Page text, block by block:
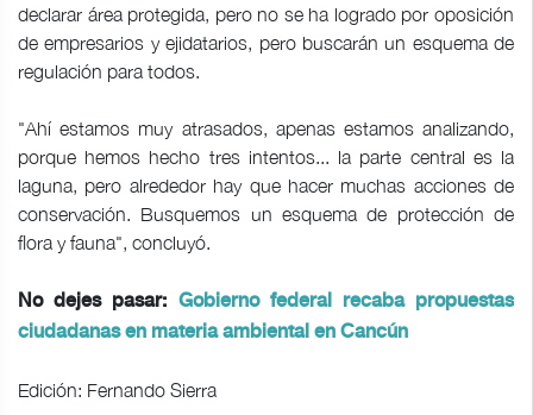
declarar área protegida, pero no se ha logrado por oposición
de empresarios y ejidatarios, pero buscarán un esquema de
regulación para todos.
"Ahí estamos muy atrasados, apenas estamos analizando,
porque hemos hecho tres intentos... la parte central es la
laguna, pero alrededor hay que hacer muchas acciones de
conservación. Busquemos un esquema de protección de
flora y fauna", concluyó.
No dejes pasar: Gobierno federal recaba propuestas
ciudadanas en materia ambiental en Cancún
Edición: Fernando Sierra